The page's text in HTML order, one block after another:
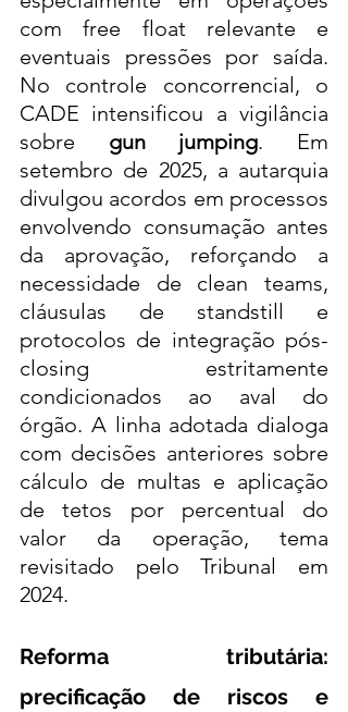
com free float relevante e
eventuais pressões por saída.
No controle concorrencial, o
CADE intensificou a vigilância
sobre gun jumping. Em
setembro de 2025, a autarquia
divulgou acordos em processos
envolvendo consumação antes
da aprovação, reforçando a
necessidade de clean teams,
cláusulas de standstill e
protocolos de integração pós-
closing estritamente
condicionados ao aval do
órgão. A linha adotada dialoga
com decisões anteriores sobre
cálculo de multas e aplicação
de tetos por percentual do
valor da operação, tema
revisitado pelo Tribunal em
2024.
Reforma tributária:
precificação de riscos e